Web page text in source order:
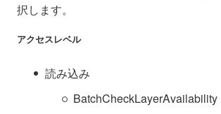
択します。
アクセスレベル
読み込み
BatchCheckLayerAvailability